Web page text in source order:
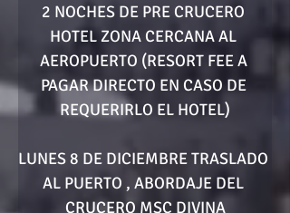
2 NOCHES DE PRE CRUCERO
HOTEL ZONA CERCANA AL
AEROPUERTO (RESORT FEE A
PAGAR DIRECTO EN CASO DE
REQUERIRLO EL HOTEL)
LUNES 8 DE DICIEMBRE TRASLADO
AL PUERTO , ABORDAJE DEL
CRUCERO MSC DIVINA